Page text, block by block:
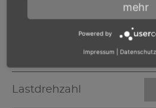
Bei Eingangsdruck
Lastdrehzahl
mehr
Powered by
Impressum